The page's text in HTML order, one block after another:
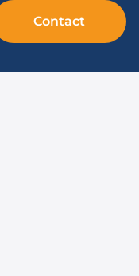
Contact